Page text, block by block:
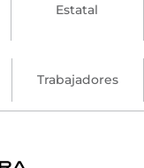
Estatal
Trabajadores